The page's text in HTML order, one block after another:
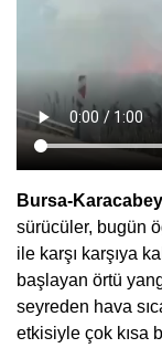
Bursa-
sürücüler, bugün
ile karşı karşıya
başlayan örtü
seyreden hava
etkisiyle çok kısa